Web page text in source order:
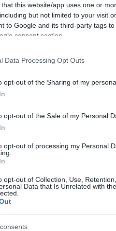
that this website/app uses one or
but not limited to your visit
to Google and its third-party tags
consent section.
Data Processing Opt Outs
opt-out of the Sharing of my
opt-out of the Sale of my Personal
opt-out of processing my Personal
opt-out of Collection, Use,
Data that Is Unrelated with
da tenere a
le statistiche che
e contengono circa
molto più elevato,
Terra: assorbono il
a mitigare gli effetti del